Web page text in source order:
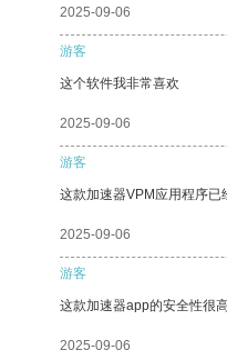
2025-09-06
游客
这个软件我非常喜欢
2025-09-06
游客
这款加速器VPM应用程序已
2025-09-06
游客
这款加速器app的安全性很
2025-09-06